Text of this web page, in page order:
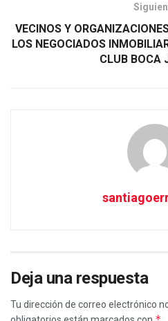
VECINOS Y
LOS NEGOCIADOS
CLUB BOCA
Deja una respuesta
Tu dirección de correo electrónico